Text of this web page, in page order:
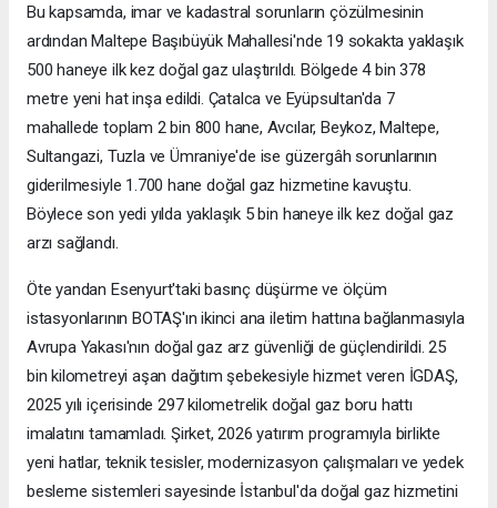
Bu kapsamda, imar ve kadastral sorunların çözülmesinin
ardından Maltepe Başıbüyük Mahallesi'nde 19 sokakta yaklaşık
500 haneye ilk kez doğal gaz ulaştırıldı. Bölgede 4 bin 378
metre yeni hat inşa edildi. Çatalca ve Eyüpsultan'da 7
mahallede toplam 2 bin 800 hane, Avcılar, Beykoz, Maltepe,
Sultangazi, Tuzla ve Ümraniye'de ise güzergâh sorunlarının
giderilmesiyle 1.700 hane doğal gaz hizmetine kavuştu.
Böylece son yedi yılda yaklaşık 5 bin haneye ilk kez doğal gaz
arzı sağlandı.
Öte yandan Esenyurt'taki basınç düşürme ve ölçüm
istasyonlarının BOTAŞ'ın ikinci ana iletim hattına bağlanmasıyla
Avrupa Yakası'nın doğal gaz arz güvenliği de güçlendirildi. 25
bin kilometreyi aşan dağıtım şebekesiyle hizmet veren İGDAŞ,
2025 yılı içerisinde 297 kilometrelik doğal gaz boru hattı
imalatını tamamladı. Şirket, 2026 yatırım programıyla birlikte
yeni hatlar, teknik tesisler, modernizasyon çalışmaları ve yedek
besleme sistemleri sayesinde İstanbul'da doğal gaz hizmetini